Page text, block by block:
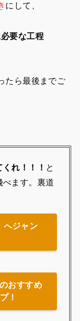
にして、
要な工程
たら最後までご
れ！！！ と
ます。裏道
へジャン
おすすめ
！